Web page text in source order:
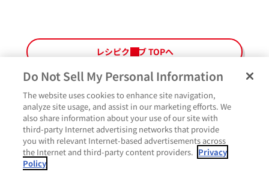
ペ
ー
ジ
ペ
ー
レシピクラブ TOPへ
作ったよ
ペ
ー
ジ
最
上
部
よくあるご質問 ご利用規約Glicoメンバーズ会員規約プライバシーポリシー
サイトマップお問い合わせCookie設定Glicoホームページ
Do Not Sell My Personal Information
The website uses cookies to enhance site navigation,
analyze site usage, and assist in our marketing efforts. We
also share information about your use of our site with
third-party Internet advertising networks that provide
you with relevant Internet-based advertisements across
the Internet and third-party content providers. Privacy
Policy